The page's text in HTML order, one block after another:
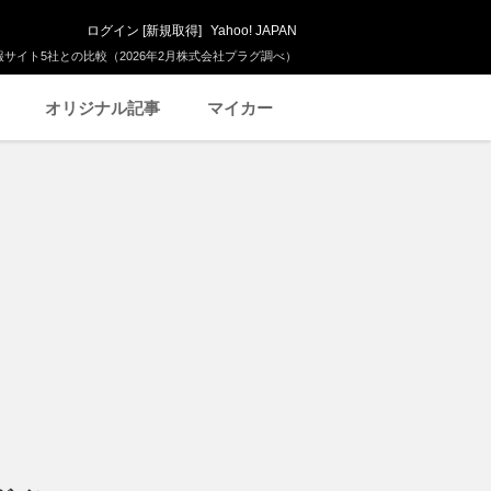
イト5社との比較（2026年2月株式会社プラグ調べ）
ログイン [新規取得] Yahoo! JAPAN
オリジナル記事 マイカー